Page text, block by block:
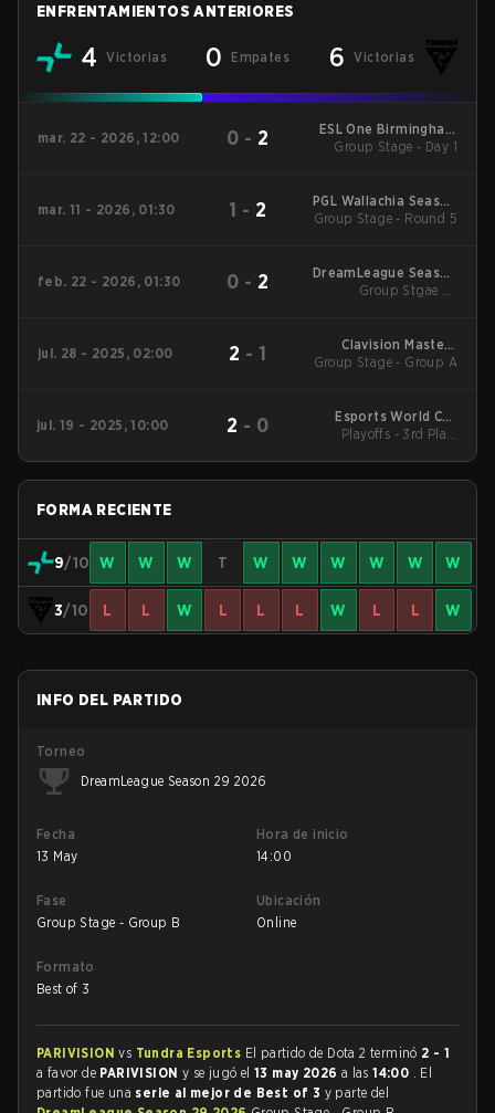
ENFRENTAMIENTOS ANTERIORES
4 Victorias 0 Empates 6 Victorias
mar. 22 - 2026, 12:00 0 - 2
ESL One Birmingham
2026
Group Stage - Day 1
mar. 11 - 2026, 01:30 1 - 2
PGL Wallachia Season
7 Main Tournament
Group Stage - Round 5
feb. 22 - 2026, 01:30 0 - 2
DreamLeague Season
28
Group Stgae 2 -
jul. 28 - 2025, 02:00 2 - 1
Clavision Masters
2025: Snow Ruyi
Group Stage - Group A
jul. 19 - 2025, 10:00 2 - 0
Esports World Cup
2025 Dota2
Playoffs - 3rd Place
FORMA RECIENTE
9/10 W W W T W W W W W W
3/10 L L W L L L W L L W
INFO DEL PARTIDO
Torneo
DreamLeague Season 29 2026
Fecha
13 May
Hora de inicio
14:00
Fase
Group Stage - Group B
Ubicación
Online
Formato
Best of 3
PARIVISIONvs Tundra Esports El partido de Dota 2 terminó 2 - 1
a favor de PARIVISION y se jugó el13 may 2026 a las14:00 . El
partido fue una serie al mejor de Best of 3 y parte del